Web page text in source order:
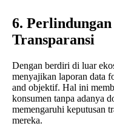
6.
Transparansi
Dengan berdiri di luar
menyajikan laporan data
and objektif. Hal ini
konsumen tanpa adanya
memengaruhi keputusan
mereka.